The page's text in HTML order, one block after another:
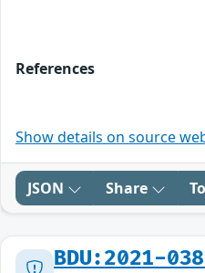
References
Show details on source
JSON Share
BDU:2021-